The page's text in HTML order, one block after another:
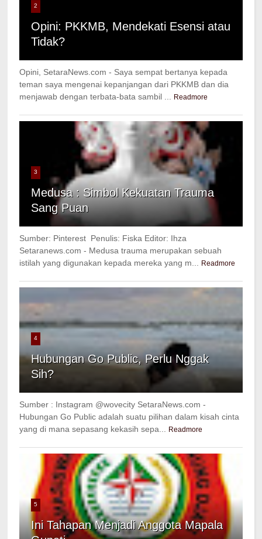
2
Opini: PKKMB, Mendekati Esensi atau
Tidak?
Opini, SetaraNews.com - Saya sempat bertanya kepada
teman saya mengenai kepanjangan dari PKKMB dan dia
menjawab dengan terbata-bata sambil ...
Readmore
3
Medusa : Simbol Kekuatan Trauma
Sang Puan
Sumber: Pinterest Penulis: Fiska Editor: Ihza
Setaranews.com - Medusa trauma merupakan sebuah
istilah yang digunakan kepada mereka yang m...
Readmore
4
Hubungan Go Public, Perlu Nggak
Sih?
Sumber : Instagram @wovecity SetaraNews.com -
Hubungan Go Public adalah suatu pilihan dalam kisah cinta
yang di mana sepasang kekasih sepa...
Readmore
5
Ini Tahapan Menjadi Anggota Mapala